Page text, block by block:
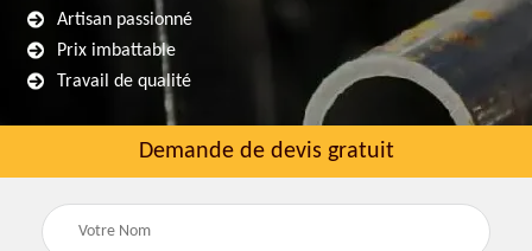
Artisan passionné
Prix imbattable
Travail de qualité
Demande de devis gratuit